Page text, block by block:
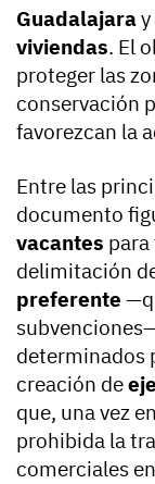
Guadalajara
viviendas. El
proteger las
conservación
favorezcan la
Entre las
documento
vacantes
delimitación
preferente
determinados
creación de
que, una vez
prohibida la
comerciales